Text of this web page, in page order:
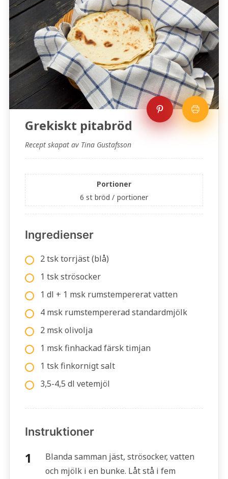
Grekiskt pitabröd
Recept skapat av Tina Gustafsson
Portioner
6 st bröd / portioner
Ingredienser
2 tsk torrjäst (blå)
1 tsk strösocker
1 dl + 1 msk rumstempererat vatten
4 msk rumstempererad standardmjölk
2 msk olivolja
1 msk finhackad färsk timjan
1 tsk finkornigt salt
3,5-4,5 dl vetemjöl
Instruktioner
Blanda samman jäst, strösocker, vatten
och mjölk i en bunke. Låt stå i fem